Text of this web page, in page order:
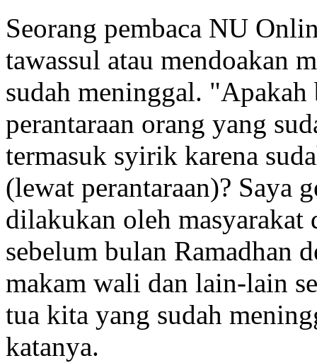
Seorang pembaca NU
tawassul atau mendoakan
sudah meninggal. "Apakah
perantaraan orang yang
termasuk syirik karena
(lewat perantaraan)? Saya
dilakukan oleh
sebelum bulan Ramadhan
makam wali dan lain-lain
tua kita yang sudah
katanya.